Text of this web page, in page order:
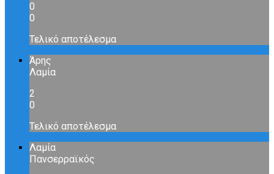
0
0
Τελικό αποτέλεσμα
Άρης
Λαμία
2
0
Τελικό αποτέλεσμα
Λαμία
Πανσερραϊκός